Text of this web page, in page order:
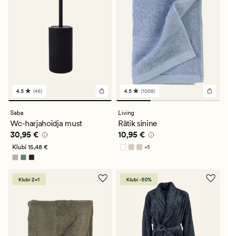
46
arvustust
keskmise
hinnanguga
4.5
4.5 (46)
Saba
Wc-harjahoidja must
Pris_ee 30,95 €
30,95 €
Klubi 15,48 €
1009
arvustust
keskmise
hinnanguga
4.5
4.5 (1009)
Living
Rätik sinine
Pris_ee 10,95 €
10,95 €
+5
Saadaval rohkemates värvitoonides
Klubi 2=1 Klubi -50%